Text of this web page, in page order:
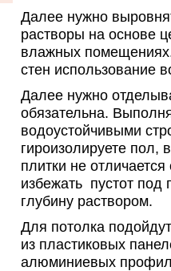
Далее нужно
растворы на основе
влажных помещениях.
стен использование
Далее нужно
обязательна.
водоустойчивыми
гироизолируете
плитки не
избежать пустот под
глубину раствором.
Для потолка
из пластиковых
алюминиевых